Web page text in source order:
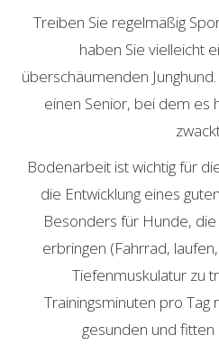
Treiben Sie regelmäßig
haben Sie vielleicht
überschäumenden
einen Senior, bei dem es
Bodenarbeit ist wichtig für
die Entwicklung eines
Besonders für Hunde,
erbringen (Fahrrad,
Tiefenmuskulatur zu
Trainingsminuten pro Tag
gesunden und fitten